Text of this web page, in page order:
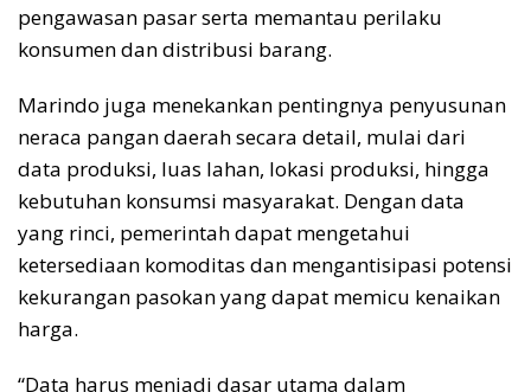
pengawasan pasar serta memantau perilaku
konsumen dan distribusi barang.
Marindo juga menekankan pentingnya penyusunan
neraca pangan daerah secara detail, mulai dari
data produksi, luas lahan, lokasi produksi, hingga
kebutuhan konsumsi masyarakat. Dengan data
yang rinci, pemerintah dapat mengetahui
ketersediaan komoditas dan mengantisipasi potensi
kekurangan pasokan yang dapat memicu kenaikan
harga.
“Data harus menjadi dasar utama dalam